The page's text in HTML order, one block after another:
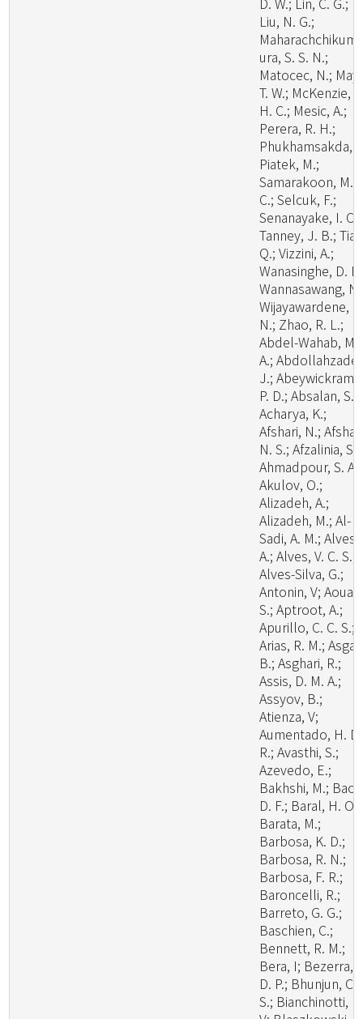
Liu, N. G.;
ura, S. S. N.;
Matocec, N.; May,
T. W.; McKenzie,
H. C.; Mesic, A.;
Perera, R. H.;
Phukhamsakda,
Piatek, M.;
Samarakoon, M.
C.; Selcuk, F.;
Senanayake, I. C.;
Tanney, J. B.;
Q.; Vizzini, A.;
Wanasinghe, D.
Wannasawang,
Wijayawardene,
N.; Zhao, R. L.;
Abdel-Wahab, M.
A.;
J.;
P. D.; Absalan, S.;
Acharya, K.;
Afshari, N.;
N. S.; Afzalinia, S.;
Ahmadpour, S. A.;
Akulov, O.;
Alizadeh, A.;
Alizadeh, M.; Al-
Sadi, A. M.; Alves,
A.; Alves, V. C. S.;
Alves-Silva, G.;
Antonin, V; Aouali,
S.; Aptroot, A.;
Apurillo, C. C. S.;
Arias, R. M.;
B.; Asghari, R.;
Assis, D. M. A.;
Assyov, B.;
Atienza, V;
Aumentado, H. D.
R.; Avasthi, S.;
Azevedo, E.;
Bakhshi, M.; Bao,
D. F.; Baral, H. O.;
Barata, M.;
Barbosa, K. D.;
Barbosa, R. N.;
Barbosa, F. R.;
Baroncelli, R.;
Barreto, G. G.;
Baschien, C.;
Bennett, R. M.;
Bera, I; Bezerra,
D. P.; Bhunjun, C.
S.; Bianchinotti,